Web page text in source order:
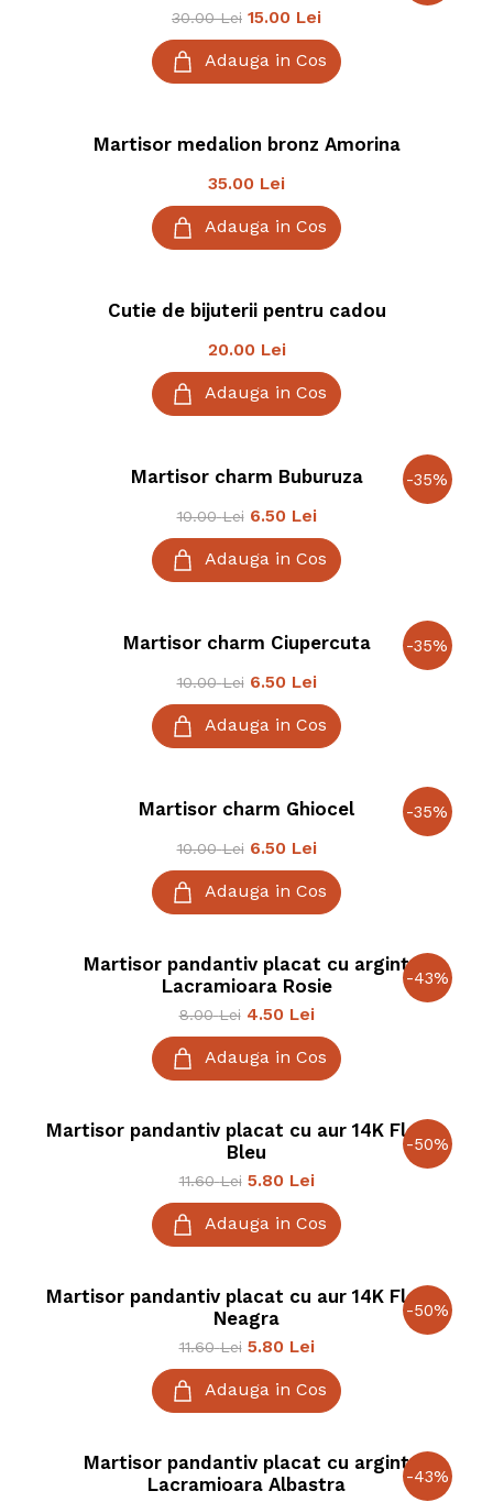
30.00 Lei 15.00 Lei
Adauga in Cos
Martisor medalion bronz Amorina
35.00 Lei
Adauga in Cos
Cutie de bijuterii pentru cadou
20.00 Lei
Adauga in Cos
-35%
Martisor charm Buburuza
10.00 Lei 6.50 Lei
Adauga in Cos
-35%
Martisor charm Ciupercuta
10.00 Lei 6.50 Lei
Adauga in Cos
-35%
Martisor charm Ghiocel
10.00 Lei 6.50 Lei
Adauga in Cos
-43%
Martisor pandantiv placat cu argint
Lacramioara Rosie
8.00 Lei 4.50 Lei
Adauga in Cos
-50%
Martisor pandantiv placat cu aur 14K Floare
Bleu
11.60 Lei 5.80 Lei
Adauga in Cos
-50%
Martisor pandantiv placat cu aur 14K Floare
Neagra
11.60 Lei 5.80 Lei
Adauga in Cos
-43%
Martisor pandantiv placat cu argint
Lacramioara Albastra